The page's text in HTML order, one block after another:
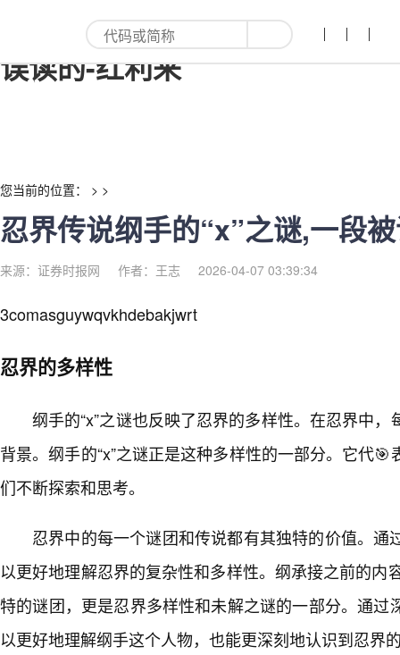
忍界传说纲手的“x”之谜,一段被
误读的-红利来
您当前的位置： > >
忍界传说纲手的“x”之谜,一段
来源：证券时报网 作者：王志 2026-04-07 03:39:34
3comasguywqvkhdebakjwrt
忍界的多样性
纲手的“x”之谜也反映了忍界的多样性。在忍界中
背景。纲手的“x”之谜正是这种多样性的一部分。它代
们不断探索和思考。
忍界中的每一个谜团和传说都有其独特的价值。通
以更好地理解忍界的复杂性和多样性。纲承接之前的内
特的谜团，更是忍界多样性和未解之谜的一部分。通过
以更好地理解纲手这个人物，也能更深刻地认识到忍界